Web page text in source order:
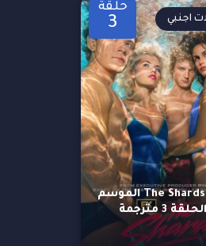
حلقة
3
مسلسل The Shards الموسم
3 مترجمة
اجنبي